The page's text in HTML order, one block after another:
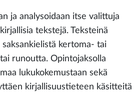
ja analysoidaan itse valittuja
tekstejä. Teksteinä
saksankielistä kertoma- tai
runoutta. Opintojaksolla
lukukokemustaan sekä
kirjallisuustieteen käsitteitä